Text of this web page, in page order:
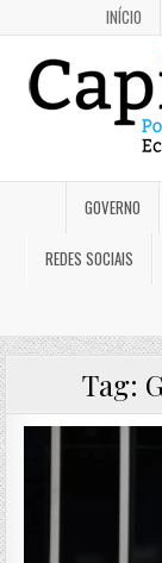
INÍCIO
GOVERNO
REDES SOCIAIS
Tag: